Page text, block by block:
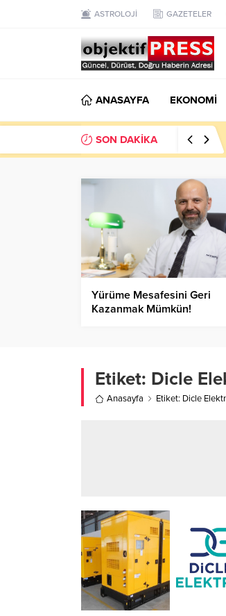
ASTROLOJİ GAZETELER
ANASAYFA EKONOMİ
SON DAKİKA
Yürüme Mesafesini Geri
Kazanmak Mümkün!
Etiket: Dicle
Anasayfa Etiket: Dicle